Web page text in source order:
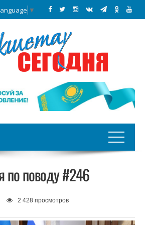
▼
поводу #246
2 428 просмотров